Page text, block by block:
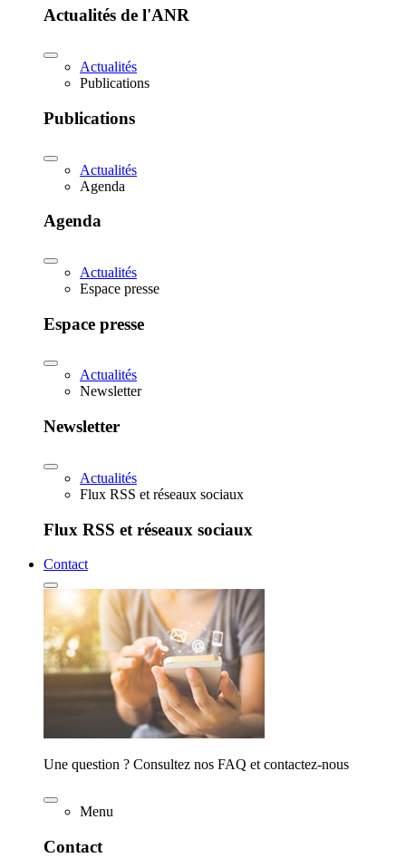
Actualités de l'ANR
Actualités
Publications
Publications
Actualités
Agenda
Agenda
Actualités
Espace presse
Espace presse
Actualités
Newsletter
Newsletter
Actualités
Flux RSS et réseaux sociaux
Flux RSS et réseaux sociaux
Contact
Une question ? Consultez nos FAQ et contactez-nous
Menu
Contact